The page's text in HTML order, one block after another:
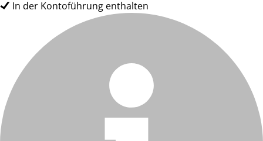
In der Kontoführung enthalten